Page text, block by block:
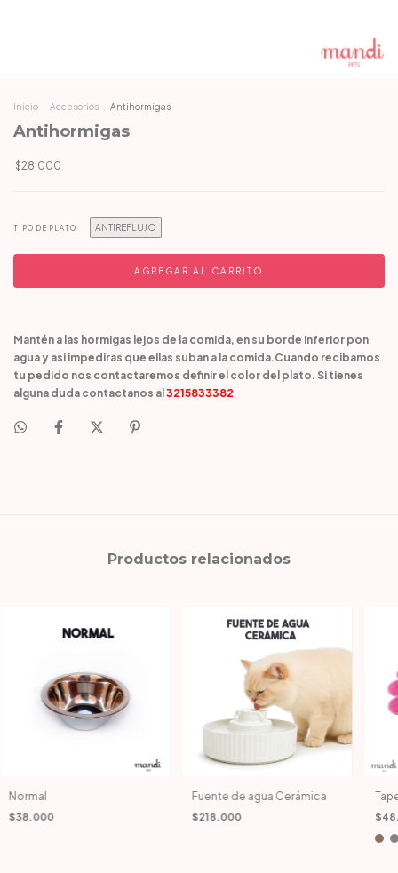
Inicio Accesorios Antihormigas
Antihormigas
$28.000
TIPO DE PLATO ANTIREFLUJO
Mantén a las hormigas lejos de la comida, en su borde inferior pon
agua y asi impediras que ellas suban a la comida.Cuando recibamos
tu pedido nos contactaremos definir el color del plato. Si tienes
alguna duda contactanos al 3215833382
Productos relacionados
Normal
$38.000
Fuente de agua Cerámica
$218.000